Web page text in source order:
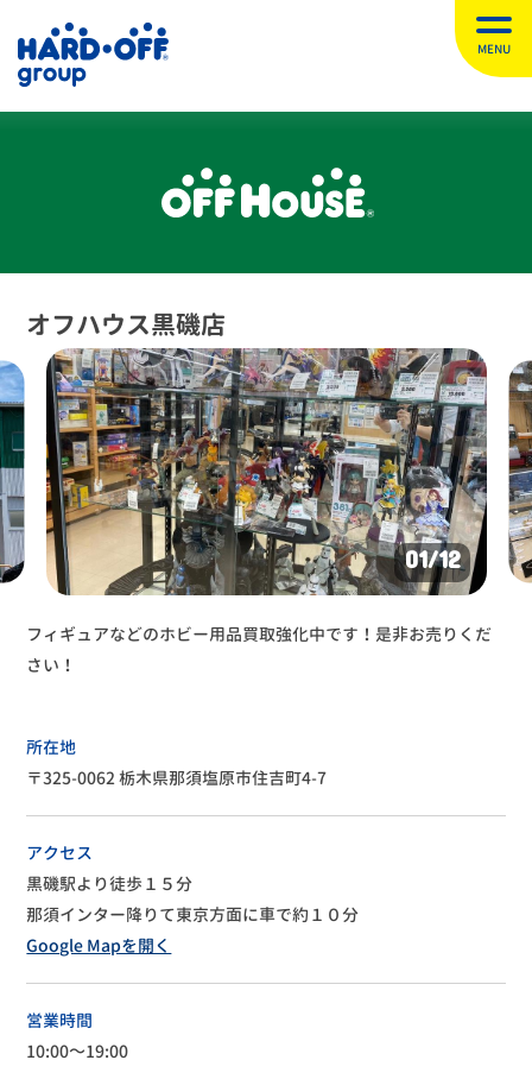
MENU
オフハウス黒磯店
02/12
フィギュアなどのホビー用品買取強化中です！是非お売りくだ
さい！
ブランドバッグ・宝飾品買取強化中です。買取お待ちしており
ます。
所在地
〒325-0062 栃木県那須塩原市住吉町4-7
アクセス
黒磯駅より徒歩１５分
那須インター降りて東京方面に車で約１０分
Google Mapを開く
営業時間
10:00～19:00